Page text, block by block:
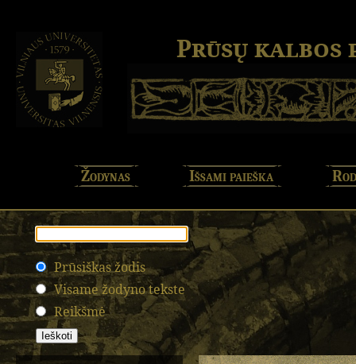
Prūsų kalbos
Žodynas Išsami paieška
Prūsiškas žodis
Visame žodyno tekste
Reikšmė